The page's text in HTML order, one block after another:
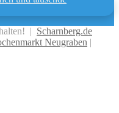
| Scharnberg.de
Neugraben